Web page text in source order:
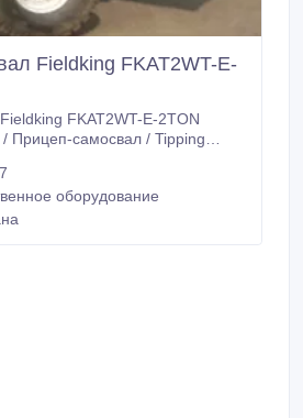
Fieldking FKAT2WT-E-
FKAT2WT-E-2TON
/ Прицеп-самосвал / Tipping
Внешние габариты
2/3 мм
оборудование